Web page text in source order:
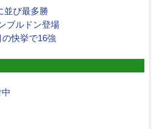
並び最多勝
ブルドン登場
の快挙で16強